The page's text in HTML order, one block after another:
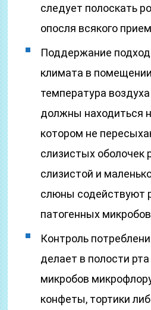
следует полоскать
опосля всякого
Поддержание
климата в
температура
должны находиться
котором не
слизистых оболочек
слизистой и
слюны содействуют
патогенных
Контроль
делает в полости
микробов
конфеты, тортики